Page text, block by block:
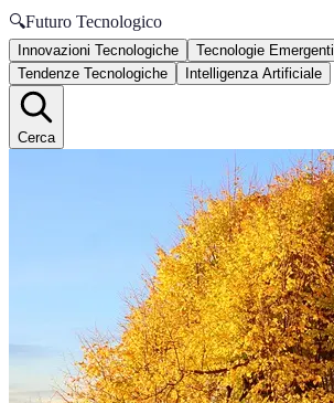
🔍Futuro Tecnologico
Innovazioni Tecnologiche Tecnologie Emergenti
Tendenze Tecnologiche
Intelligenza Artificiale
Cerca